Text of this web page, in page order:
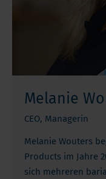
Melanie
CEO, Managerin
Melanie Wouters
Products im Jahre
sich mehreren